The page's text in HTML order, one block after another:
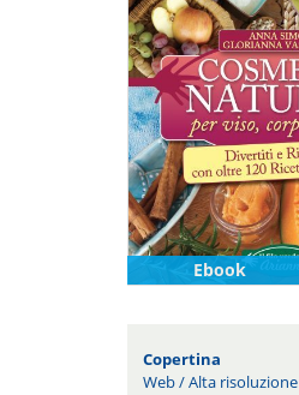
Ebook
Copertina
Web/Alta risoluzione